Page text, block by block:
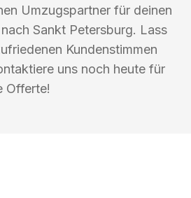
Umzugspartner für deinen
Sankt Petersburg. Lass
Kundenstimmen
uns noch heute für
Offerte!